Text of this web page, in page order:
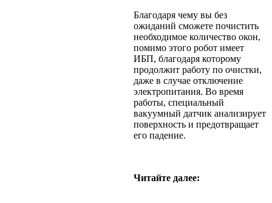
Благодаря чему вы без
ожиданий сможете почистить
необходимое количество окон,
помимо этого робот имеет
ИБП, благодаря которому
продолжит работу по очистки,
даже в случае отключение
электропитания. Во время
работы, специальный
вакуумный датчик анализирует
поверхность и предотвращает
его падение.
Читайте далее: